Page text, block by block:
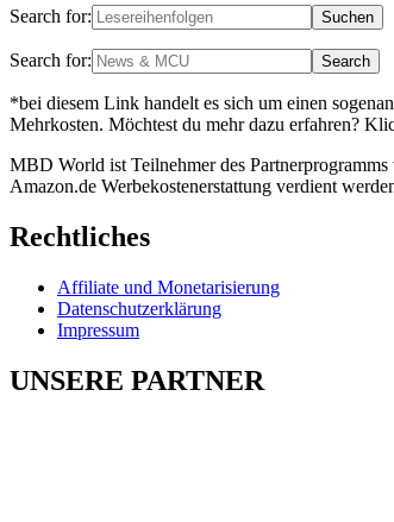
Search for:
Search for:
*bei diesem Link handelt es sich um einen
Mehrkosten. Möchtest du mehr dazu erfahren?
MBD World ist Teilnehmer des
Amazon.de Werbekostenerstattung verdient
Rechtliches
Affiliate und Monetarisierung
Datenschutzerklärung
Impressum
UNSERE PARTNER